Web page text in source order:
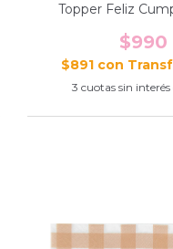
Topper Feliz
$990
$891 con
3 cuotas sin interés